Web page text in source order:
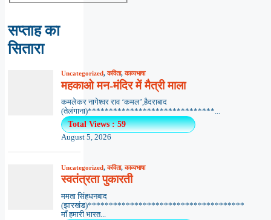
सप्ताह का
सितारा
Uncategorized,कविता,काव्यभाषा
महकाओ मन-मंदिर में मैत्री माला
कमलेकर नागेश्वर राव ‘कमल’,हैदराबाद
(तेलंगाना)******************************...
Total Views : 59
August 5, 2026
Uncategorized,कविता,काव्यभाषा
स्वतंत्रता पुकारती
ममता सिंहधनबाद
(झारखंड)*************************************
माँ हमारी भारत...